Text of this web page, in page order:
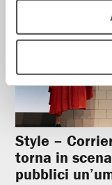
Style –
torna in
pubblici